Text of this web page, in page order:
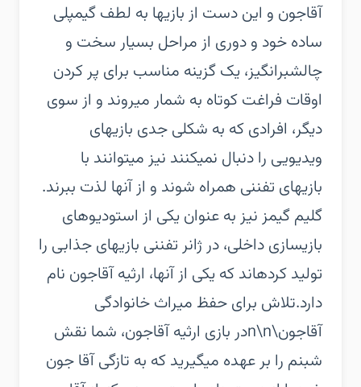
آقاجون و این دست از بازیها به لطف گیمپلی
ساده خود و دوری از مراحل بسیار سخت و
چالشبرانگیز، یک گزینه مناسب برای پر کردن
اوقات فراغت کوتاه به شمار میروند و از سوی
دیگر، افرادی که به شکلی جدی بازیهای
ویدیویی را دنبال نمیکنند نیز میتوانند با
بازیهای تفننی همراه شوند و از آنها لذت ببرند.
گلیم گیمز نیز به عنوان یکی از استودیوهای
بازیسازی داخلی، در ژانر تفننی بازیهای جذابی را
تولید کردهاند که یکی از آنها، ارثیه آقاجون نام
دارد.تلاش برای حفظ میراث خانوادگی
آقاجون\n\nدر بازی ارثیه آقاجون، شما نقش
شبنم را بر عهده میگیرید که به تازگی آقا جون